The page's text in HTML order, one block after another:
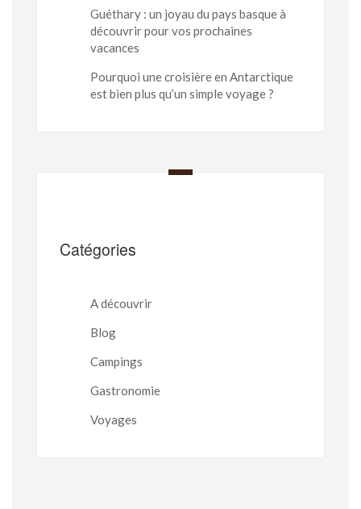
Guéthary : un joyau du pays basque à
découvrir pour vos prochaines
vacances
Pourquoi une croisière en Antarctique
est bien plus qu’un simple voyage ?
Catégories
A découvrir
Blog
Campings
Gastronomie
Voyages